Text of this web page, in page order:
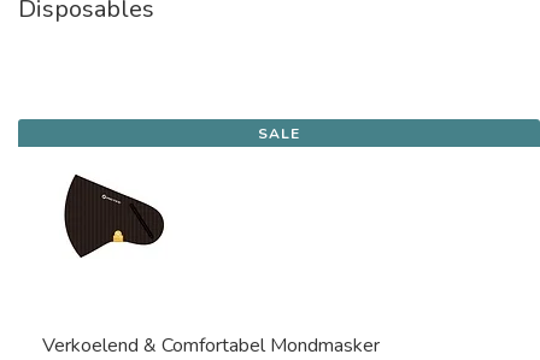
Disposables
SALE
Verkoelend & Comfortabel Mondmasker